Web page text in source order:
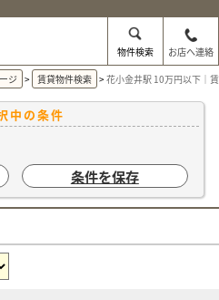
物件検索
お店へ連絡
ジ
賃貸物件検索 花小金井駅 10万円以下｜
中の条件
条件を保存